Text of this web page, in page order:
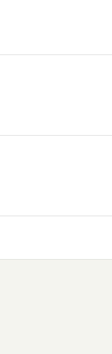
کار و جهت
به خوبی در
به عنوان
تر از بقیه
ورودیهای کوره،
زمین دارند و
شدن عکس کمک
در این قسمت
توصیه می کنیم
در هفته